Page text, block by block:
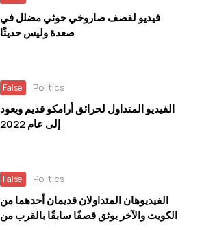
فيديو لقصف صاروخي حوثي مضلل في
صعدة وليس حديثًا
False Politics
الفيديو المتداول لحرائق أرامكو قديم ويعود
إلى عام 2022
False Politics
الفيديوهان المتداولان قديمان أحدهما من
الكويت والآخر يوثق قصفًا سابقًا بالقرب من